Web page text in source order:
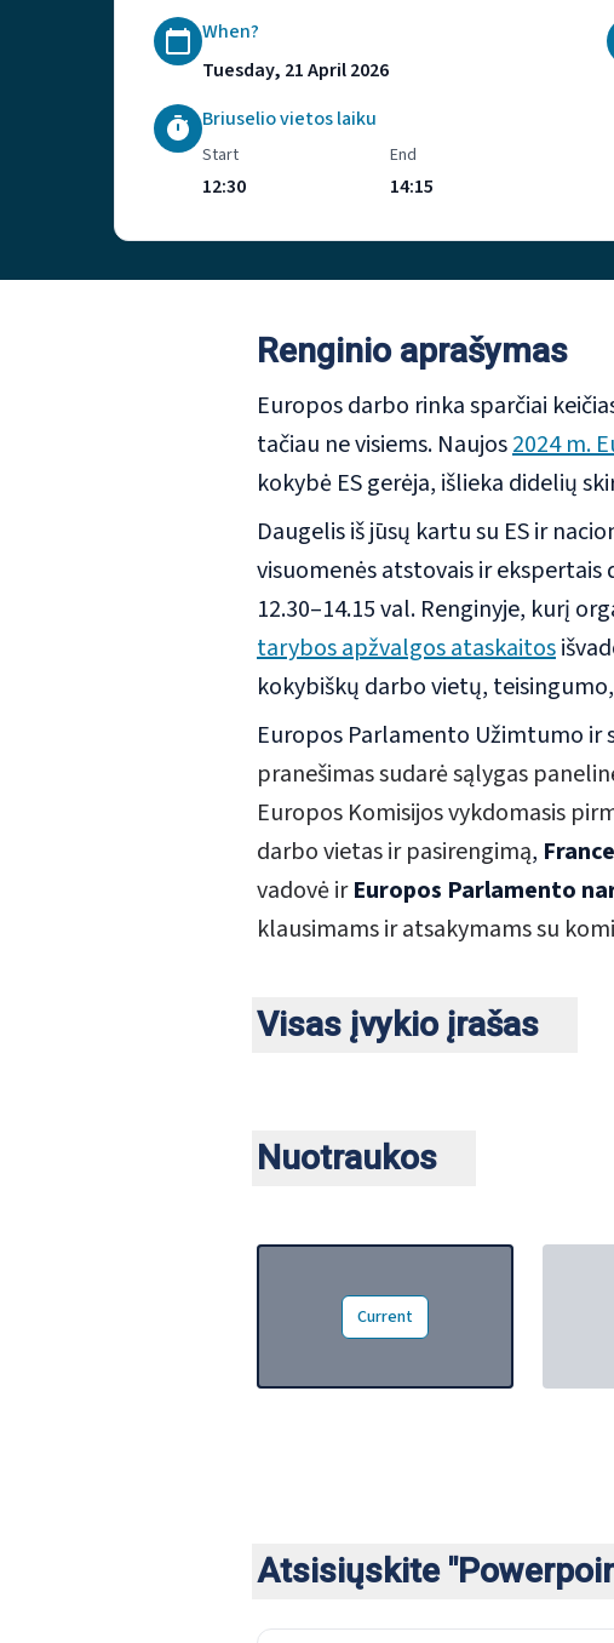
When?
Tuesday, 21 April 2026
Briuselio vietos laiku
Start
12:30
End
14:15
Renginio aprašymas
Europos darbo rinka sparčiai
tačiau ne visiems. Naujos2024 m.
kokybė ES gerėja, išlieka didelių
Daugelis iš jūsų kartu su ES ir
visuomenės atstovais ir
12.30–14.15 val. Renginyje, kurį
tarybos apžvalgos ataskaitos
kokybiškų darbo vietų,
Europos Parlamento Užimtumo
pranešimassudarė sąlygas
Europos Komisijos vykdomasis
darbo vietas ir pasirengimą,
vadovė irEuropos Parlamento
klausimams ir atsakymams su
Visas įvykio įrašas
Nuotraukos
Ivailo Kalfin, Li Andersson,
Current
Atsisiųskite